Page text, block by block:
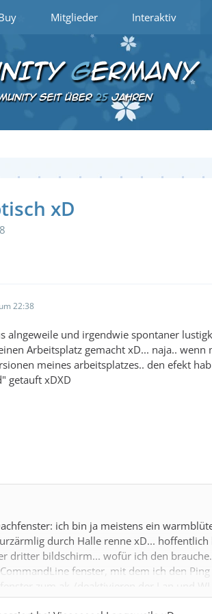
Mitglieder Interaktiv
xD
22:38
alngeweile und irgendwie spontaner
Arbeitsplatz gemacht xD... naja..
meines arbeitsplatzes.. den efekt
getauft xDXD
ich bin ja meistens ein
durch Halle renne xD...
dritter bildschirm... wofür ich den
fenster, mit dem ich den
fenster zum ak-/deaktivieren der Lan und
prog, wimit ich die Adresse